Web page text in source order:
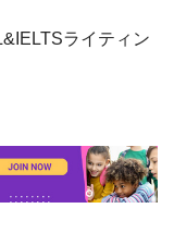
ライティン